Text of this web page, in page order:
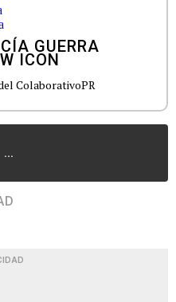
GUERRA
ColaborativoPR
...